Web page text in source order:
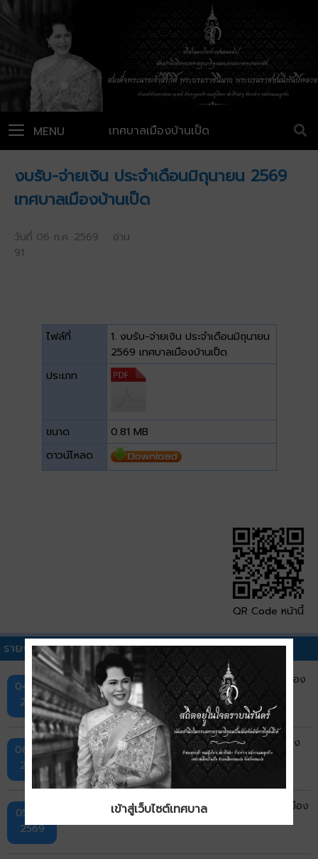
เทศบาลเมืองบ้านเป็ด
MENU
งบรับ-จ่ายเงิน ประจำเดือนมิถุนายน 2569
เทศบาลเมืองบ้านเป็ด
วันที่ 06 ก.ค. 2569 อ่าน
91
ไฟล์ที่
1. งบรับ-จ่ายเงิน ประจำเดือนมิถุนายน
2569 เทศบาลเมืองบ้านเป็ด
ประเภท
ขนาด
0.81 MB
ดาวน์โหลด
QR Code หน้านี้
รายงานกระแสเงินสด (งบรับ-จ่าย)อื่นๆ
04 ส.ค.
2569
งบรับ-จ่ายเงิน ประจำเดือนกรกฎาคม 2569 เทศบาลเมือง
บ้านเป็ด
06 ก.ค.
2569
งบรับ-จ่ายเงิน ประจำเดือนมิถุนายน 2569 เทศบาลเมือง
บ้านเป็ด
05 มิ.ย.
2569
งบรับ-จ่ายเงิน ประจำเดือนพฤษภาคม 2569 เทศบาลเมือง
บ้านเป็ด
เข้าสู่เว็บไซต์เทศบาล